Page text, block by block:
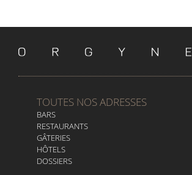
TOUTES NOS ADRESSES
BARS
RESTAURANTS
GÂTERIES
HÔTELS
DOSSIERS